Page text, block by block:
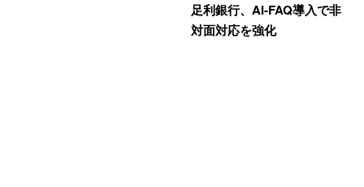
足利銀行、AI-FAQ導入で非
対面対応を強化